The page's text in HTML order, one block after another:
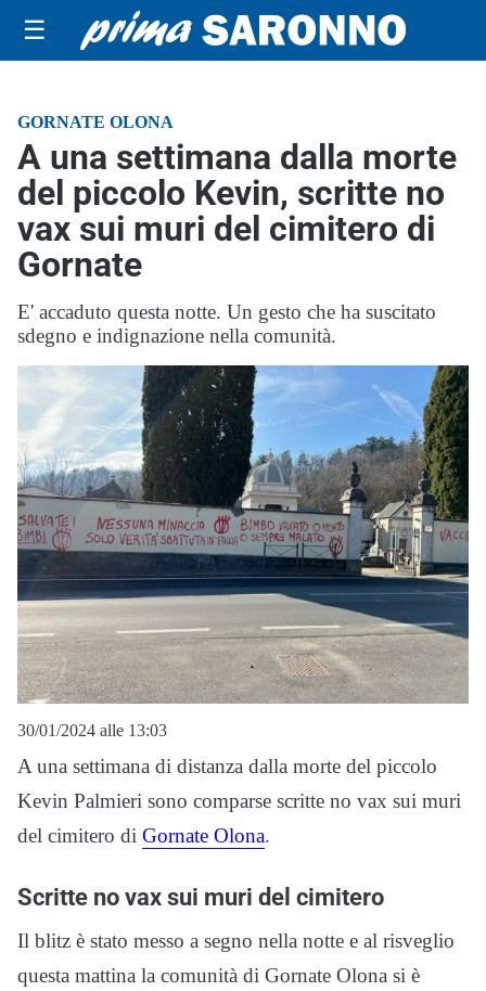
☰
GORNATE OLONA
A una settimana dalla morte
del piccolo Kevin, scritte no
vax sui muri del cimitero di
Gornate
E' accaduto questa notte. Un gesto che ha suscitato
sdegno e indignazione nella comunità.
30/01/2024 alle 13:03
A una settimana di distanza dalla morte del piccolo
Kevin Palmieri sono comparse scritte no vax sui muri
del cimitero di Gornate Olona.
Scritte no vax sui muri del cimitero
Il blitz è stato messo a segno nella notte e al risveglio
questa mattina la comunità di Gornate Olona si è